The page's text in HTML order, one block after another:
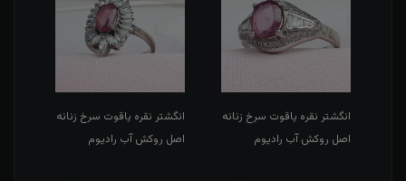
انگشتر نقره یاقوت سرخ زنانه
اصل روکش آب رادیوم
انگشتر نقره یاقوت سرخ زنانه
اصل روکش آب رادیوم